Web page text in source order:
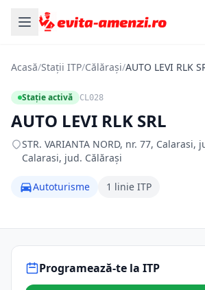
Acasă/Stații ITP/Călărași/AUTO LEVI RLK
Stație activă CL028
AUTO LEVI RLK SRL
STR. VARIANTA NORD, nr. 77, Calarasi,
Calarasi, jud. Călărași
Autoturisme 1 linie ITP
Programează-te la ITP